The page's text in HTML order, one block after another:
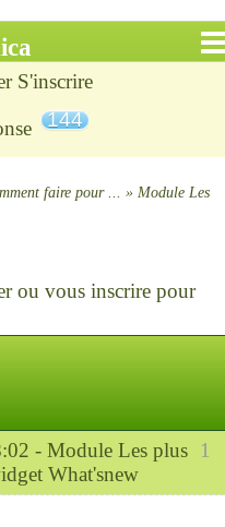
S'inscrire
144
faire pour ... » Module Les
ou vous inscrirepour
1
- Module Les plus
What'snew